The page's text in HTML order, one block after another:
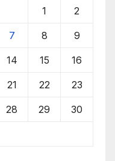
1 2
7 8 9
14 15 16
21 22 23
28 29 30